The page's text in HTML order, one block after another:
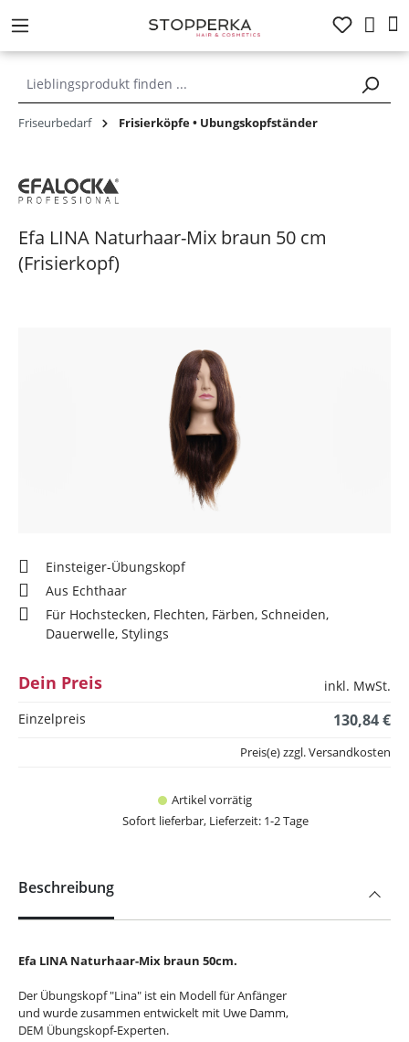
springen
Friseurbedarf Frisierköpfe • Übungskopfständer
Efa LINA Naturhaar-Mix braun 50 cm
(Frisierkopf)
Einsteiger-Übungskopf
Aus Echthaar
Für Hochstecken, Flechten, Färben, Schneiden,
Dauerwelle, Stylings
Dein Preis
inkl. MwSt.
Einzelpreis
130,84 €
Artikel vorrätig
Sofort lieferbar, Lieferzeit: 1-2 Tage
Preis(e) zzgl. Versandkosten
Beschreibung
Efa LINA Naturhaar-Mix braun 50cm.
Der Übungskopf "Lina" ist ein Modell für Anfänger
und wurde zusammen entwickelt mit Uwe Damm,
DEM Übungskopf-Experten.